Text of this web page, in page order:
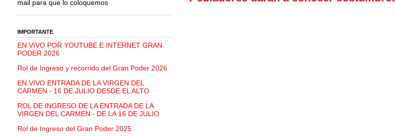
mail para que lo coloquemos
IMPORTANTE
EN VIVO POR YOUTUBE E INTERNET GRAN
PODER 2026
Rol de Ingreso y recorrido del Gran Poder 2026
EN VIVO ENTRADA DE LA VIRGEN DEL
CARMEN - 16 DE JULIO DESDE EL ALTO
ROL DE INGRESO DE LA ENTRADA DE LA
VIRGEN DEL CARMEN - DE LA 16 DE JULIO
Rol de Ingreso del Gran Poder 2025